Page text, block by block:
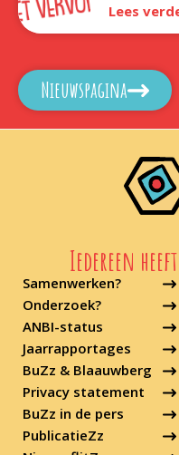
Lees
Nieuwspagina
Samenwerken?
Onderzoek?
ANBI-status
Jaarrapportages
BuZz & Blaauwberg
Privacy statement
Iedereen
BuZz in de pers
PublicatieZz